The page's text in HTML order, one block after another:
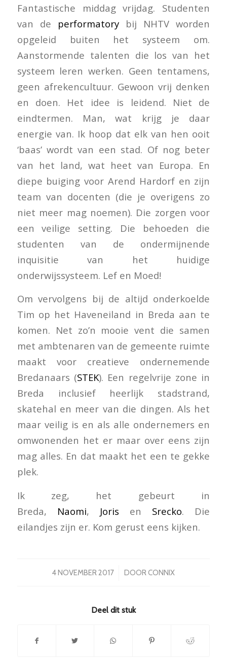
Fantastische middag vrijdag. Studenten
van de performatorybij NHTV worden
opgeleid buiten het systeem om.
Aanstormende talenten die los van het
systeem leren werken. Geen tentamens,
geen afrekencultuur. Gewoon vrij denken
en doen. Het idee is leidend. Niet de
eindtermen. Man, wat krijg je daar
energie van. Ik hoop dat elk van hen ooit
‘baas’ wordt van een stad. Of nog beter
van het land, wat heet van Europa. En
diepe buiging voor Arend Hardorf en zijn
team van docenten (die je overigens zo
niet meer mag noemen). Die zorgen voor
een veilige setting. Die behoeden die
studenten van de ondermijnende
inquisitie van het huidige
onderwijssysteem. Lef en Moed!
Om vervolgens bij de altijd onderkoelde
Tim op het Haveneiland in Breda aan te
komen. Net zo’n mooie vent die samen
met ambtenaren van de gemeente ruimte
maakt voor creatieve ondernemende
Bredanaars (STEK). Een regelvrije zone in
Breda inclusief heerlijk stadstrand,
skatehal en meer van die dingen. Als het
maar veilig is en als alle ondernemers en
omwonenden het er maar over eens zijn
mag alles. En dat maakt het een te gekke
plek.
Ik zeg, het gebeurt in
Breda, Naomi, Joris en Srecko. Die
eilandjes zijn er. Kom gerust eens kijken.
4 NOVEMBER 2017
/ DOORCONNIX
Deel dit stuk